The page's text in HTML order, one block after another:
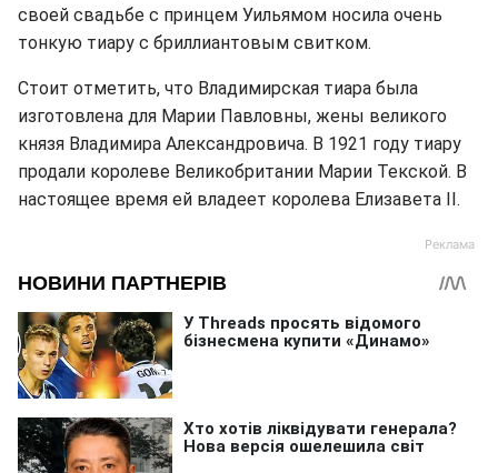
своей свадьбе с принцем Уильямом носила очень
тонкую тиару с бриллиантовым свитком.
Стоит отметить, что Владимирская тиара была
изготовлена для Марии Павловны, жены великого
князя Владимира Александровича. В 1921 году тиару
продали королеве Великобритании Марии Текской. В
настоящее время ей владеет королева Елизавета II.